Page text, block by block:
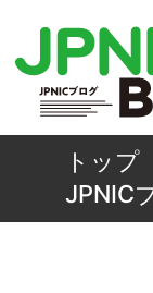
トップ
JPNIC